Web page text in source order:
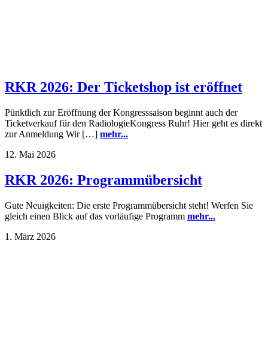
RKR 2026: Der Ticketshop ist eröffnet
Pünktlich zur Eröffnung der Kongresssaison beginnt auch der
Ticketverkauf für den RadiologieKongress Ruhr! Hier geht es direkt
zur Anmeldung Wir […] mehr...
12. Mai 2026
RKR 2026: Programmübersicht
Gute Neuigkeiten: Die erste Programmübersicht steht! Werfen Sie
gleich einen Blick auf das vorläufige Programm mehr...
1. März 2026